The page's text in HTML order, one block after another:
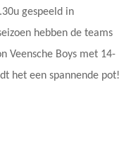
gespeeld in
hebben de teams
Veensche Boys met 14-
het een spannende pot!